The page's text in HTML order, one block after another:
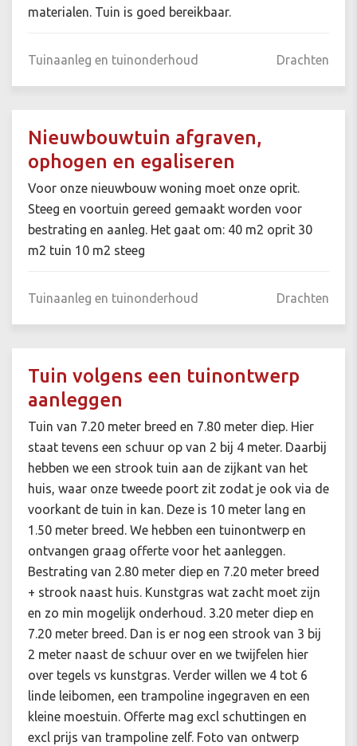
materialen. Tuin is goed bereikbaar.
Tuinaanleg en tuinonderhoud Drachten
Nieuwbouwtuin afgraven,
ophogen en egaliseren
Voor onze nieuwbouw woning moet onze oprit.
Steeg en voortuin gereed gemaakt worden voor
bestrating en aanleg. Het gaat om: 40 m2 oprit 30
m2 tuin 10 m2 steeg
Tuinaanleg en tuinonderhoud Drachten
Tuin volgens een tuinontwerp
aanleggen
Tuin van 7.20 meter breed en 7.80 meter diep. Hier
staat tevens een schuur op van 2 bij 4 meter. Daarbij
hebben we een strook tuin aan de zijkant van het
huis, waar onze tweede poort zit zodat je ook via de
voorkant de tuin in kan. Deze is 10 meter lang en
1.50 meter breed. We hebben een tuinontwerp en
ontvangen graag offerte voor het aanleggen.
Bestrating van 2.80 meter diep en 7.20 meter breed
+ strook naast huis. Kunstgras wat zacht moet zijn
en zo min mogelijk onderhoud. 3.20 meter diep en
7.20 meter breed. Dan is er nog een strook van 3 bij
2 meter naast de schuur over en we twijfelen hier
over tegels vs kunstgras. Verder willen we 4 tot 6
linde leibomen, een trampoline ingegraven en een
kleine moestuin. Offerte mag excl schuttingen en
excl prijs van trampoline zelf. Foto van ontwerp